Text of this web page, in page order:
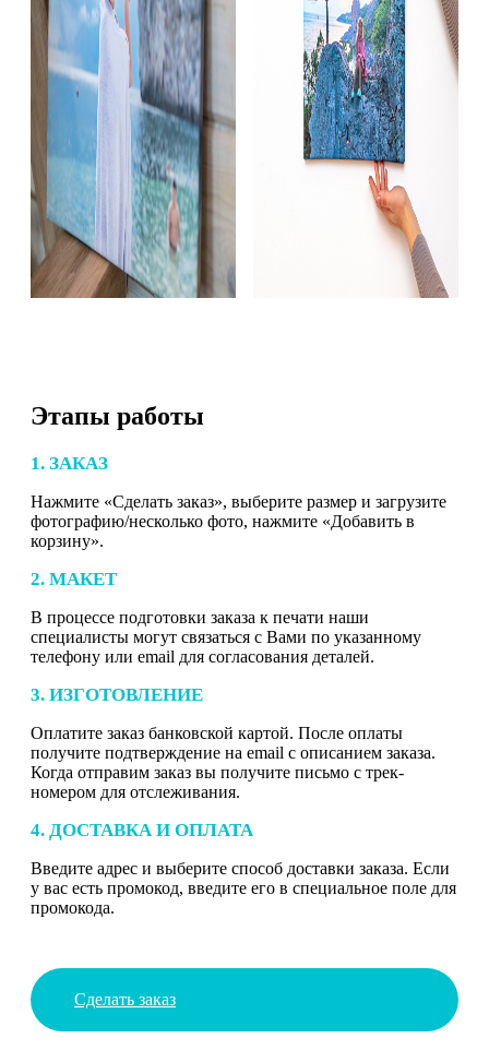
Этапы работы
1. ЗАКАЗ
Нажмите «Сделать заказ», выберите размер и загрузите
фотографию/несколько фото, нажмите «Добавить в
корзину».
2. МАКЕТ
В процессе подготовки заказа к печати наши
специалисты могут связаться с Вами по указанному
телефону или email для согласования деталей.
3. ИЗГОТОВЛЕНИЕ
Оплатите заказ банковской картой. После оплаты
получите подтверждение на email с описанием заказа.
Когда отправим заказ вы получите письмо с трек-
номером для отслеживания.
4. ДОСТАВКА И ОПЛАТА
Введите адрес и выберите способ доставки заказа. Если
у вас есть промокод, введите его в специальное поле для
промокода.
Сделать заказ